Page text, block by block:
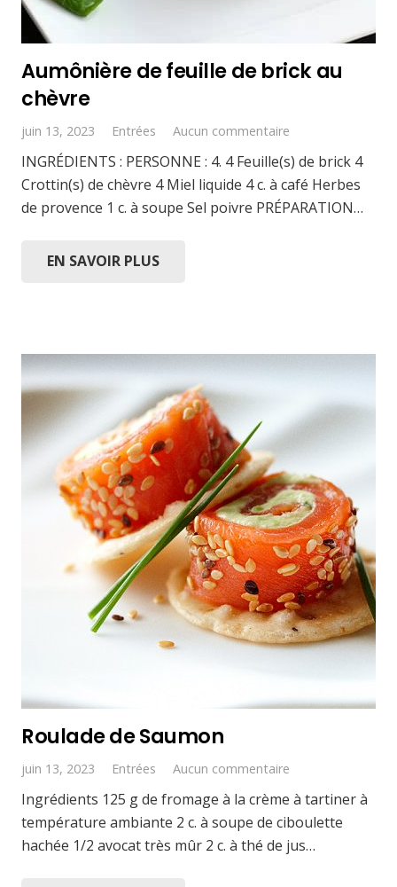
Aumônière de feuille de brick au
chèvre
juin 13, 2023 Entrées Aucun commentaire
INGRÉDIENTS : PERSONNE : 4. 4 Feuille(s) de brick 4
Crottin(s) de chèvre 4 Miel liquide 4 c. à café Herbes
de provence 1 c. à soupe Sel poivre PRÉPARATION…
EN SAVOIR PLUS
Roulade de Saumon
juin 13, 2023 Entrées Aucun commentaire
Ingrédients 125 g de fromage à la crème à tartiner à
température ambiante 2 c. à soupe de ciboulette
hachée 1/2 avocat très mûr 2 c. à thé de jus…